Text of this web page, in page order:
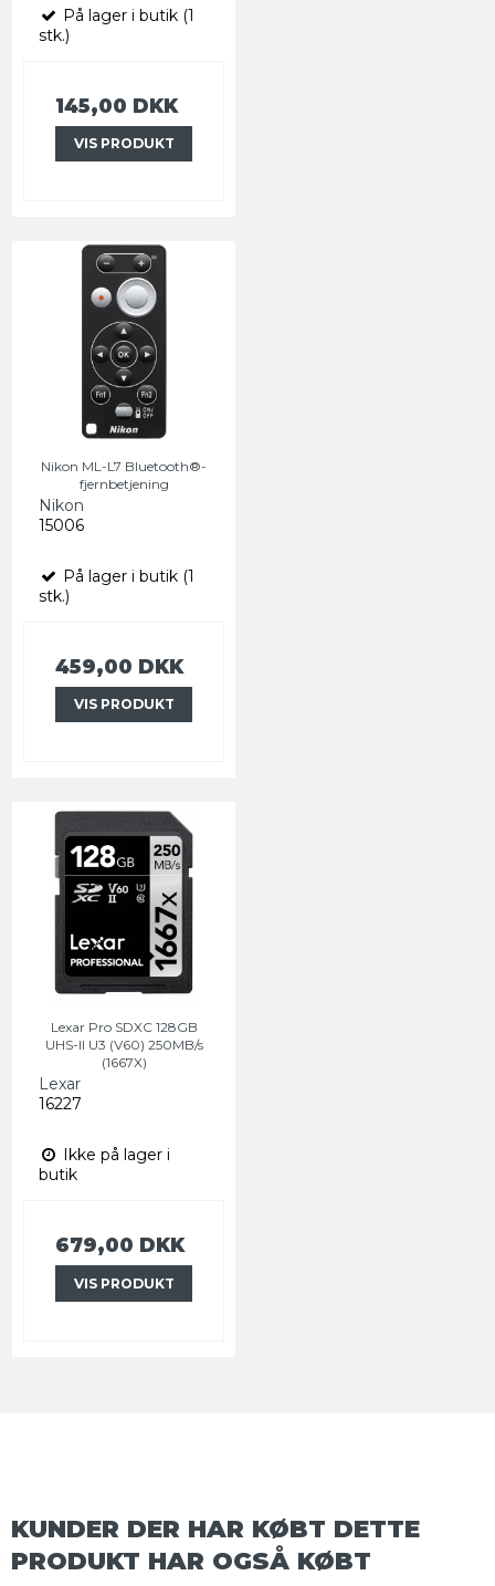
På lager i butik (1
stk.)
145,00 DKK
VIS PRODUKT
Nikon ML-L7 Bluetooth®-
fjernbetjening
Nikon
15006
På lager i butik (1
stk.)
459,00 DKK
VIS PRODUKT
Lexar Pro SDXC 128GB
UHS-II U3 (V60) 250MB/s
(1667X)
Lexar
16227
Ikke på lager i
butik
679,00 DKK
VIS PRODUKT
KUNDER DER HAR KØBT DETTE
PRODUKT HAR OGSÅ KØBT